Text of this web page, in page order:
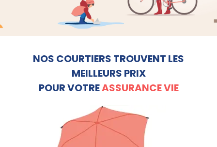
NOS COURTIERS TROUVENT LES
MEILLEURS PRIX
POUR VOTREASSURANCE VIE